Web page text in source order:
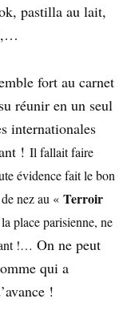
pastilla au lait,
fort au carnet
réunir en un seul
internationales
! Il fallait faire
évidence fait le bon
nez au « Terroir
place parisienne, ne
!… On ne peut
qui a
!